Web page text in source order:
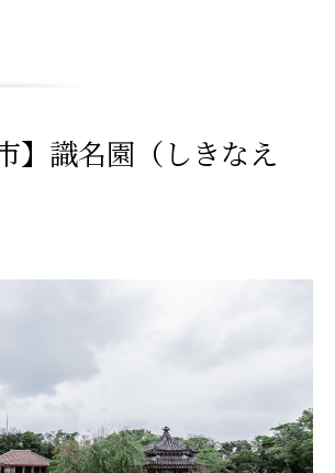
】識名園（しきなえ